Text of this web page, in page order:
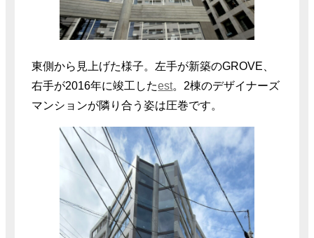
東側から見上げた様子。左手が新築のGROVE、
右手が2016年に竣工したest。2棟のデザイナーズ
マンションが隣り合う姿は圧巻です。